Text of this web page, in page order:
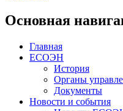
Основная
Главная
ЕСОЭН
История
Органы
Документы
Новости и события